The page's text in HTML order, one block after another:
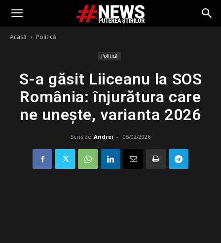
Acasă Politică
Politică
S-a găsit Liiceanu la SOS
România: înjurătura care
ne unește, varianta 2026
Scris de Andrei - 05/02/2026